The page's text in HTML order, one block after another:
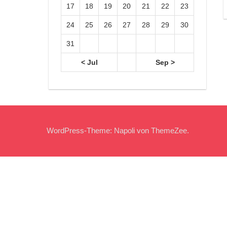
17 18 19 20 21 22 23
24 25 26 27 28 29 30
31
< Jul Sep >
WordPress-Theme: Napoli von ThemeZee.